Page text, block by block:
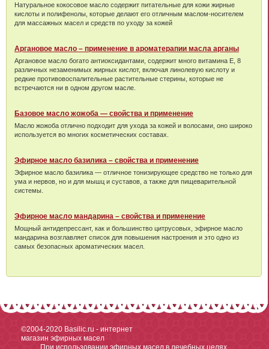
Натуральное кокосовое масло содержит питательные для кожи жирные
кислоты и полифенолы, которые делают его отличным маслом-носителем
для массажных масел и средств по уходу за кожей
Аргановое масло – применение в ароматерапии масла арганы
Аргановое масло богато антиоксидантами, содержит много витамина Е, 8
различных незаменимых жирных кислот, включая линолевую кислоту и
редкие противовоспалительные растительные стерины, которые не
встречаются ни в одном другом масле.
Базовое масло жожоба — свойства и применение
Масло жожоба отлично подходит для ухода за кожей и волосами, оно широко
используется во многих косметических составах.
Эфирное масло базилика – свойства и применение
Эфирное масло базилика — отличное тонизирующее средство не только для
ума и нервов, но и для мышц и суставов, а также для пищеварительной
системы.
Эфирное масло мандарина – свойства и применение
Мощный антидепрессант, как и большинство цитрусовых, эфирное масло
мандарина возглавляет список для повышения настроения и это одно из
самых безопасных ароматических масел.
©2004-2020 Basilic.ru - интернет
магазин эфирных масел
При использовании эфирных масел в лечебных целях